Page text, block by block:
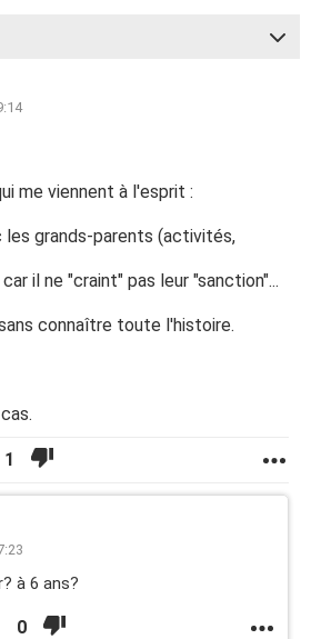
me viennent à l'esprit :
les grands-parents (activités,
il ne "craint" pas leur "sanction"...
connaître toute l'histoire.
1
à 6 ans?
0